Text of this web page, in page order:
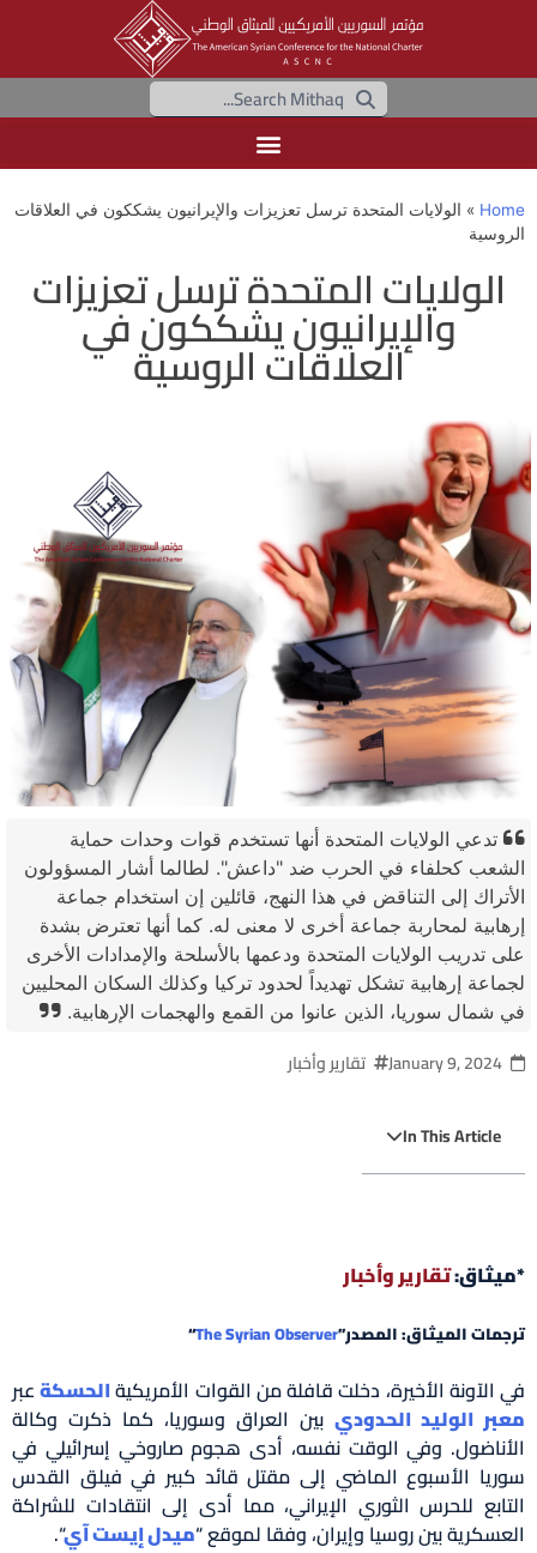
Home
» الولايات المتحدة ترسل تعزيزات والإيرانيون يشككون في العلاقات
الروسية
الولايات المتحدة ترسل تعزيزات
والإيرانيون يشككون في
العلاقات الروسية
تدعي الولايات المتحدة أنها تستخدم قوات وحدات حماية
الشعب كحلفاء في الحرب ضد "داعش". لطالما أشار المسؤولون
الأتراك إلى التناقض في هذا النهج، قائلين إن استخدام جماعة
إرهابية لمحاربة جماعة أخرى لا معنى له. كما أنها تعترض بشدة
على تدريب الولايات المتحدة ودعمها بالأسلحة والإمدادات الأخرى
لجماعة إرهابية تشكل تهديداً لحدود تركيا وكذلك السكان المحليين
في شمال سوريا، الذين عانوا من القمع والهجمات الإرهابية.
January 9, 2024 تقارير وأخبار
In This Article
*ميثاق:تقارير وأخبار
ترجمات الميثاق: المصدر”The Syrian Observer
“
في الآونة الأخيرة، دخلت قافلة من القوات الأمريكيةالحسكةعبر
معبر الوليد الحدودي بين العراق وسوريا، كما ذكرت وكالة
الأناضول. وفي الوقت نفسه، أدى هجوم صاروخي إسرائيلي في
سوريا الأسبوع الماضي إلى مقتل قائد كبير في فيلق القدس
التابع للحرس الثوري الإيراني، مما أدى إلى انتقادات للشراكة
العسكرية بين روسيا وإيران، وفقا لموقع “ميدل إيست آي“.